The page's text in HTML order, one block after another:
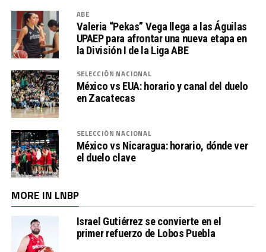
ABE
Valeria “Pekas” Vega llega a las Águilas
UPAEP para afrontar una nueva etapa en
la División I de la Liga ABE
SELECCIÓN NACIONAL
México vs EUA: horario y canal del duelo
en Zacatecas
SELECCIÓN NACIONAL
México vs Nicaragua: horario, dónde ver
el duelo clave
MORE IN LNBP
Israel Gutiérrez se convierte en el
primer refuerzo de Lobos Puebla